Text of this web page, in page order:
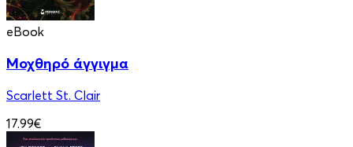
eBook
Μοχθηρό άγγιγμα
Scarlett St. Clair
17.99€